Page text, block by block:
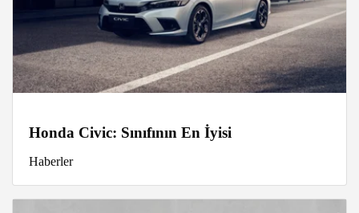
Honda Civic: Sınıfının En İyisi
Haberler